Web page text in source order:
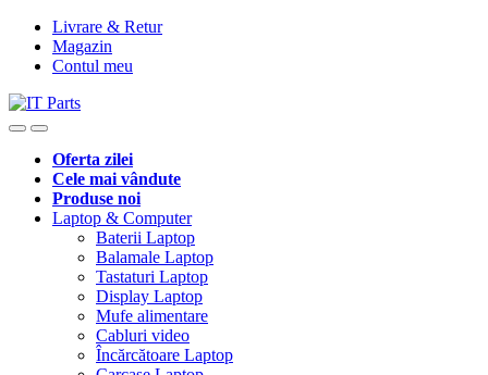
Livrare & Retur
Magazin
Contul meu
Oferta zilei
Cele mai vândute
Produse noi
Laptop & Computer
Baterii Laptop
Balamale Laptop
Tastaturi Laptop
Display Laptop
Mufe alimentare
Cabluri video
Încărcătoare Laptop